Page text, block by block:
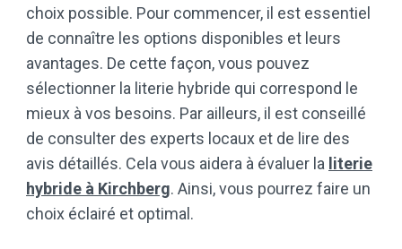
choix possible. Pour commencer, il est essentiel
de connaître les options disponibles et leurs
avantages. De cette façon, vous pouvez
sélectionner la literie hybride qui correspond le
mieux à vos besoins. Par ailleurs, il est conseillé
de consulter des experts locaux et de lire des
avis détaillés. Cela vous aidera à évaluer la literie
hybride à Kirchberg. Ainsi, vous pourrez faire un
choix éclairé et optimal.